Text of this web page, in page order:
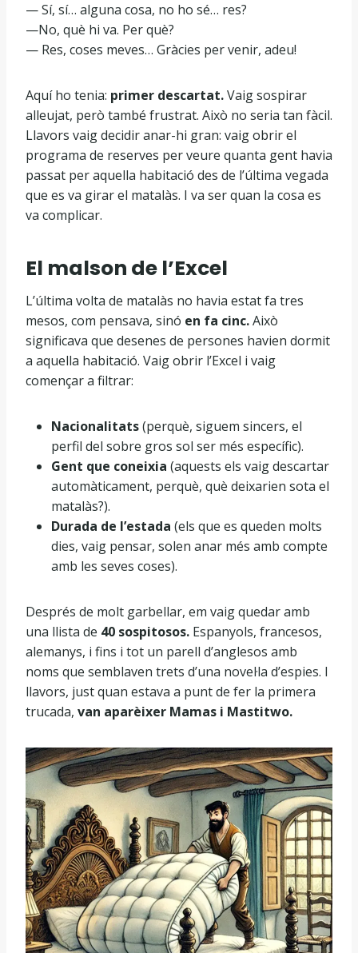
— Sí, sí… alguna cosa, no ho sé… res?
—No, què hi va. Per què?
— Res, coses meves… Gràcies per venir, adeu!
Aquí ho tenia: primer descartat.Vaig sospirar
alleujat, però també frustrat. Això no seria tan fàcil.
Llavors vaig decidir anar-hi gran: vaig obrir el
programa de reserves per veure quanta gent havia
passat per aquella habitació des de l’última vegada
que es va girar el matalàs. I va ser quan la cosa es
va complicar.
El malson de l’Excel
L’última volta de matalàs no havia estat fa tres
mesos, com pensava, sinó en fa cinc.Això
significava que desenes de persones havien dormit
a aquella habitació. Vaig obrir l’Excel i vaig
començar a filtrar:
Nacionalitats(perquè, siguem sincers, el
perfil del sobre gros sol ser més específic).
Gent que coneixia (aquests els vaig descartar
automàticament, perquè, què deixarien sota el
matalàs?).
Durada de l’estada (els que es queden molts
dies, vaig pensar, solen anar més amb compte
amb les seves coses).
Després de molt garbellar, em vaig quedar amb
una llista de 40 sospitosos. Espanyols, francesos,
alemanys, i fins i tot un parell d’anglesos amb
noms que semblaven trets d’una novel·la d’espies. I
llavors, just quan estava a punt de fer la primera
trucada, van aparèixer Mamas i Mastitwo.